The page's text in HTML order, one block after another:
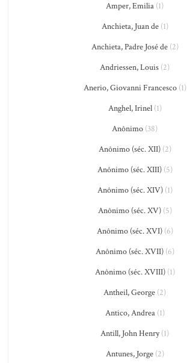
Amper, Emilia (1)
Anchieta, Juan de(1)
Anchieta, Padre José de(2)
Andriessen, Louis (2)
Anerio, Giovanni Francesco(1)
Anghel, Irinel(1)
Anônimo (38)
Anônimo (séc. XII)(2)
Anônimo (séc. XIII)(5)
Anônimo (séc. XIV)(1)
Anônimo (séc. XV)(5)
Anônimo (séc. XVI)(6)
Anônimo (séc. XVII)(6)
Anônimo (séc. XVIII)(1)
Antheil, George (2)
Antico, Andrea(1)
Antill, John Henry(1)
Antunes, Jorge(2)